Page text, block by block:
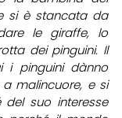
si è stancata da
le giraffe, lo
dei pinguini. Il
i pinguini dànno
malincuore, e si
suo interesse